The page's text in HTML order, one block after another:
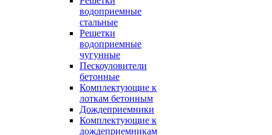
водоприемные
стальные
Решетки
водоприемные
чугунные
Пескоуловители
бетонные
Комплектующие к
лоткам бетонным
Дождеприемники
Комплектующие к
дождеприемникам